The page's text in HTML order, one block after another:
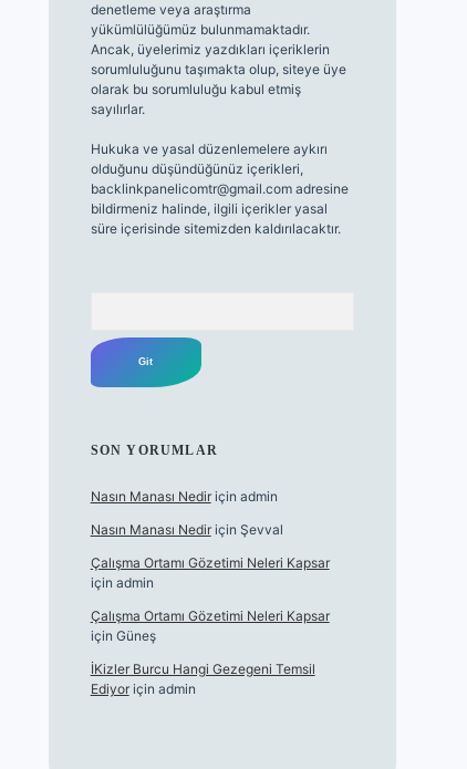
denetleme veya araştırma
yükümlülüğümüz bulunmamaktadır.
Ancak, üyelerimiz yazdıkları içeriklerin
sorumluluğunu taşımakta olup, siteye üye
olarak bu sorumluluğu kabul etmiş
sayılırlar.
Hukuka ve yasal düzenlemelere aykırı
olduğunu düşündüğünüz içerikleri,
backlinkpanelicomtr@gmail.comadresine
bildirmeniz halinde, ilgili içerikler yasal
süre içerisinde sitemizden kaldırılacaktır.
SON YORUMLAR
Nasın Manası Nediriçin admin
Nasın Manası Nediriçin Şevval
Çalışma Ortamı Gözetimi Neleri Kapsar
için admin
Çalışma Ortamı Gözetimi Neleri Kapsar
için Güneş
İKizler Burcu Hangi Gezegeni Temsil
Ediyoriçin admin